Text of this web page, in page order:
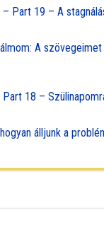
– Part 19 – A
A
18 –
álljunk a